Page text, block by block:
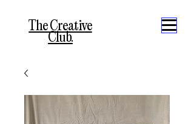
The Creative
Club.